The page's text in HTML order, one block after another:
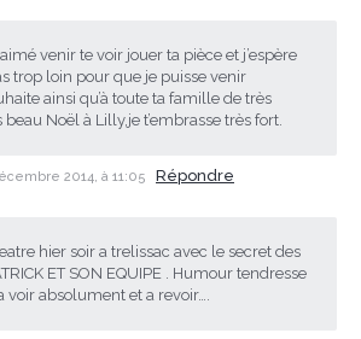
venir te voir jouer ta pièce et j’espère
trop loin pour que je puisse venir
ainsi qu’à toute ta famille de très
Noël à Lilly,je t’embrasse très fort.
2014, à 11:05 Répondre
hier soir a trelissac avec le secret des
ET SON EQUIPE . Humour tendresse
absolument et a revoir….